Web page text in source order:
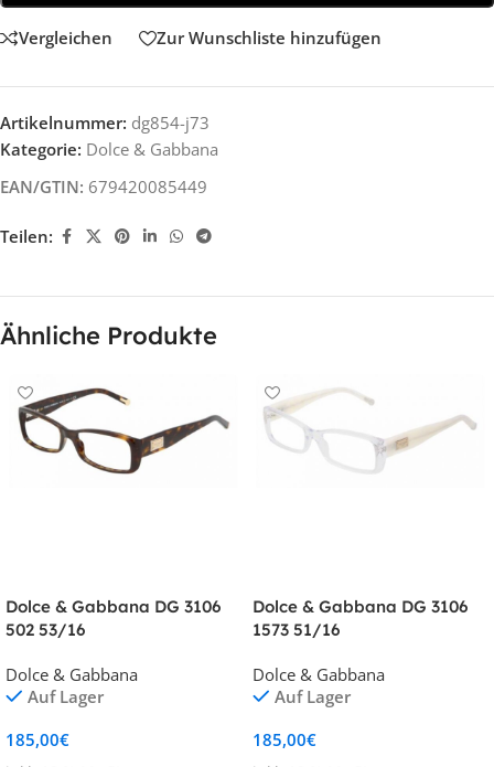
Vergleichen Zur Wunschliste hinzufügen
Artikelnummer: dg854-j73
Kategorie: Dolce & Gabbana
EAN/GTIN: 679420085449
Teilen:
Ähnliche Produkte
Dolce & Gabbana DG 3106
502 53/16
Dolce & Gabbana
Auf Lager
185,00€
Dolce & Gabbana DG 3106
1573 51/16
Dolce & Gabbana
Auf Lager
185,00€